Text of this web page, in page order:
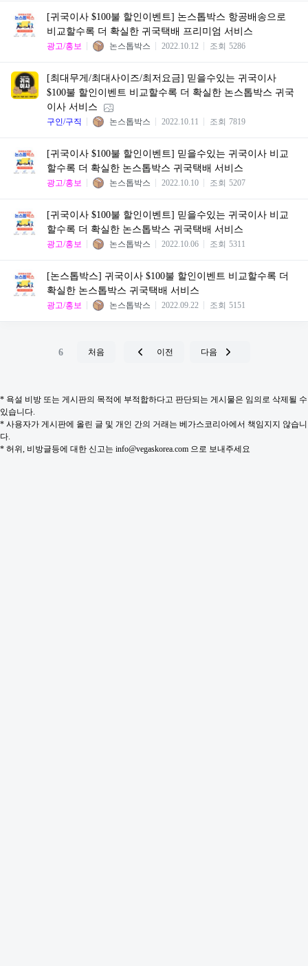
[귀국이사 $100불 할인이벤트] 논스톱박스 항공배송으로
비교할수록 더 확실한 귀국택배 프리미엄 서비스
광고/홍보 논스톱박스 2022.10.12 조회 5286
[최대무게/최대사이즈/최저요금] 믿을수있는 귀국이사
$100불 할인이벤트 비교할수록 더 확실한 논스톱박스 귀국
이사 서비스
구인/구직 논스톱박스 2022.10.11 조회 7819
[귀국이사 $100불 할인이벤트] 믿을수있는 귀국이사 비교
할수록 더 확실한 논스톱박스 귀국택배 서비스
광고/홍보 논스톱박스 2022.10.10 조회 5207
[귀국이사 $100불 할인이벤트] 믿을수있는 귀국이사 비교
할수록 더 확실한 논스톱박스 귀국택배 서비스
광고/홍보 논스톱박스 2022.10.06 조회 5311
[논스톱박스] 귀국이사 $100불 할인이벤트 비교할수록 더
확실한 논스톱박스 귀국택배 서비스
광고/홍보 논스톱박스 2022.09.22 조회 5151
6 처음 이전 다음
* 욕설 비방 또는 게시판의 목적에 부적합하다고 판단되는 게시물은 임의로 삭제될 수
있습니다.
* 사용자가 게시판에 올린 글 및 개인 간의 거래는 베가스코리아에서 책임지지 않습니
다.
* 허위, 비방글등에 대한 신고는 info@vegaskorea.com 으로 보내주세요